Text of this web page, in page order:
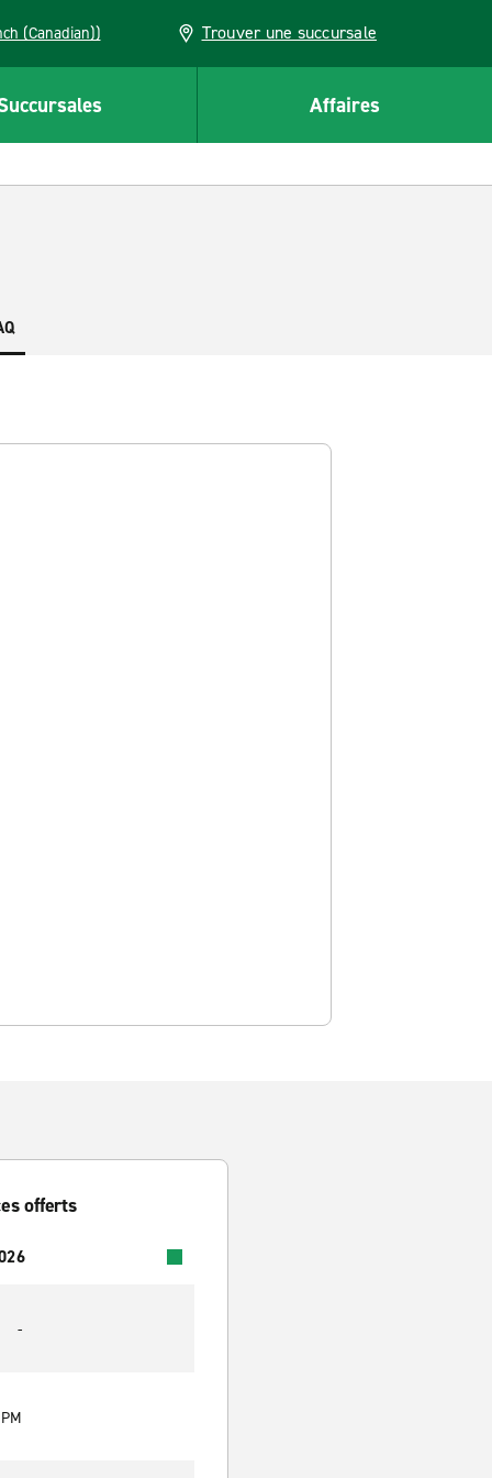
(Canadian)) Trouver une succursale
Affaires
offerts
-